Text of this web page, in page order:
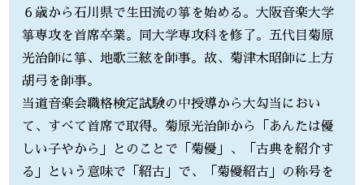
６歳から石川県で生田流の箏を始める。大阪音楽大学
箏専攻を首席卒業。同大学専攻科を修了。五代目菊原
光治師に箏、地歌三絃を師事。故、菊津木昭師に上方
胡弓を師事。
当道音楽会職格検定試験の中授導から大勾当におい
て、すべて首席で取得。菊原光治師から「あんたは優
しい子やから」とのことで「菊優」、「古典を紹介す
る」という意味で「紹古」で、「菊優紹古」の称号を